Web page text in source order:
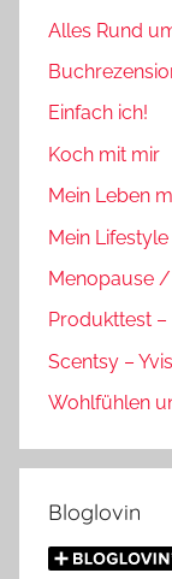
Alles Rund
Einfach ich!
Koch mit mir
Mein Leben
Mein Lifestyle
Menopause
Produkttest
Scentsy –
Wohlfühlen
Bloglovin